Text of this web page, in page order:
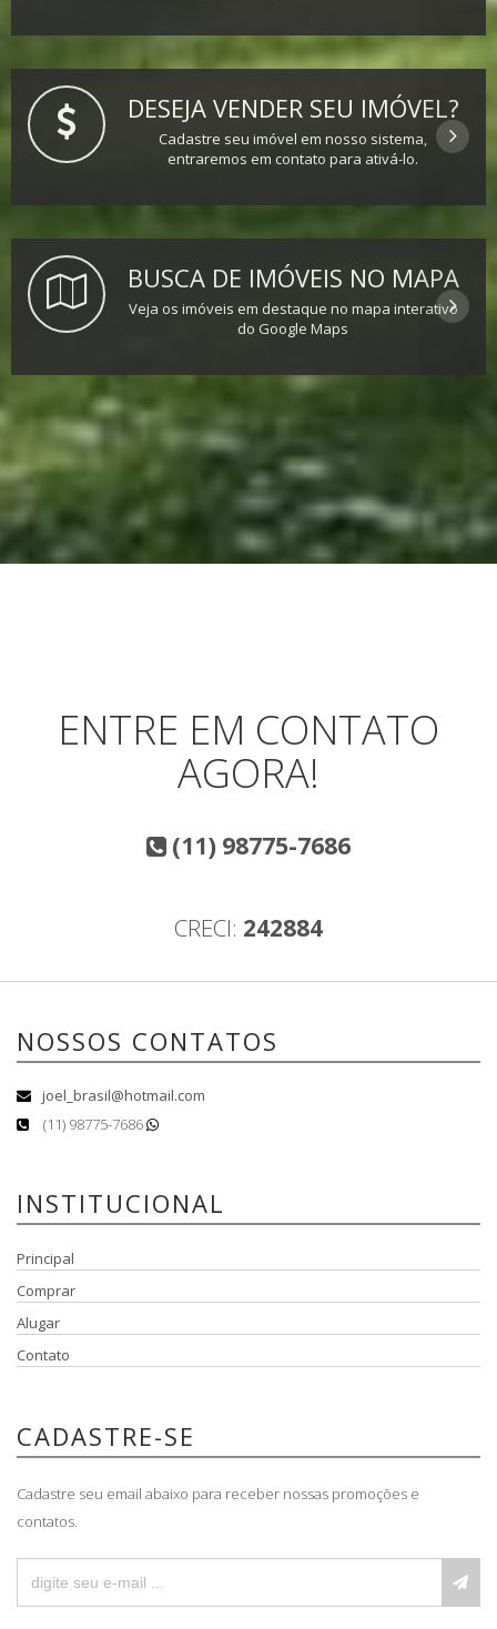
DESEJA VENDER SEU IMÓVEL?
Cadastre seu imóvel em nosso sistema,
entraremos em contato para ativá-lo.
BUSCA DE IMÓVEIS NO MAPA
Veja os imóveis em destaque no mapa interativo
do Google Maps
ENTRE EM CONTATO
AGORA!
(11) 98775-7686
CRECI: 242884
NOSSOS CONTATOS
joel_brasil@hotmail.com
(11) 98775-7686
INSTITUCIONAL
Principal
Comprar
Alugar
Contato
CADASTRE-SE
Cadastre seu email abaixo para receber nossas promoções e
contatos.